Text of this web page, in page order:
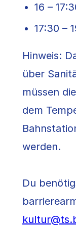
16 –
17:30 –
Hinweis:
über
müssen
dem
werden.
Du